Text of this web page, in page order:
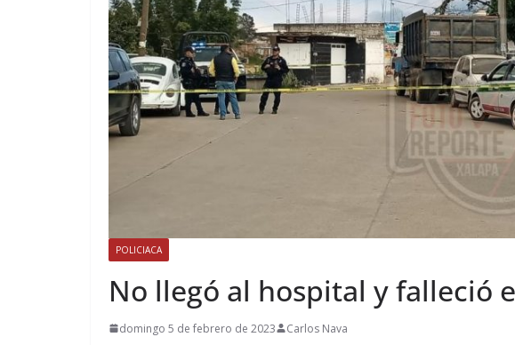
POLICIACA
No llegó al hospital y falleció
domingo 5 de febrero de 2023 Carlos Nava